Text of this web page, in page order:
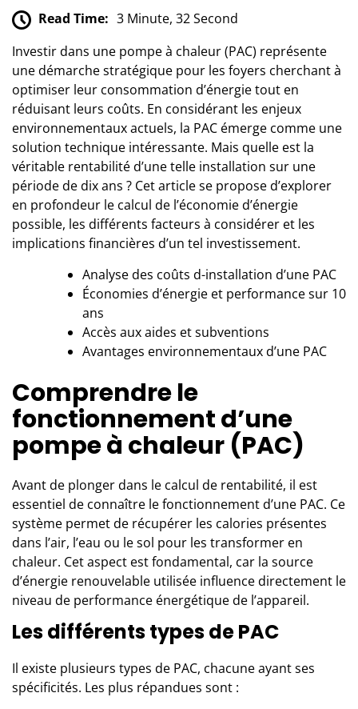
Read Time: 3 Minute, 32 Second
Investir dans une pompe à chaleur (PAC) représente
une démarche stratégique pour les foyers cherchant à
optimiser leur consommation d’énergie tout en
réduisant leurs coûts. En considérant les enjeux
environnementaux actuels, la PAC émerge comme une
solution technique intéressante. Mais quelle est la
véritable rentabilité d’une telle installation sur une
période de dix ans ? Cet article se propose d’explorer
en profondeur le calcul de l’économie d’énergie
possible, les différents facteurs à considérer et les
implications financières d’un tel investissement.
Analyse des coûts d-installation d’une PAC
Économies d’énergie et performance sur 10
ans
Accès aux aides et subventions
Avantages environnementaux d’une PAC
Comprendre le
fonctionnement d’une
pompe à chaleur (PAC)
Avant de plonger dans le calcul de rentabilité, il est
essentiel de connaître le fonctionnement d’une PAC. Ce
système permet de récupérer les calories présentes
dans l’air, l’eau ou le sol pour les transformer en
chaleur. Cet aspect est fondamental, car la source
d’énergie renouvelable utilisée influence directement le
niveau de performance énergétique de l’appareil.
Les différents types de PAC
Il existe plusieurs types de PAC, chacune ayant ses
spécificités. Les plus répandues sont :